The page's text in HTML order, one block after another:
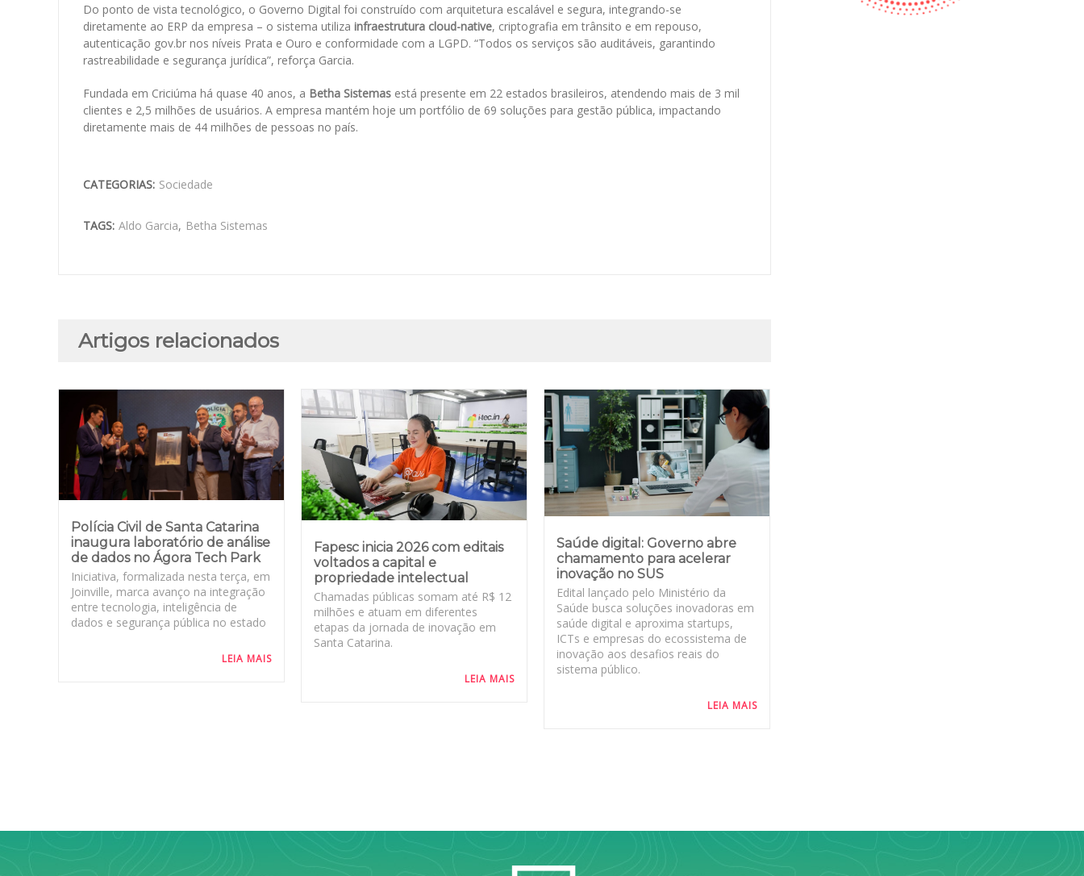
Do ponto de vista tecnológico, o Governo Digital foi construído com arquitetura escalável e segura, integrando-se
diretamente ao ERP da empresa – o sistema utiliza infraestrutura cloud-native, criptografia em trânsito e em repouso,
autenticação gov.br nos níveis Prata e Ouro e conformidade com a LGPD. “Todos os serviços são auditáveis, garantindo
rastreabilidade e segurança jurídica”, reforça Garcia.
Fundada em Criciúma há quase 40 anos, a Betha Sistemas está presente em 22 estados brasileiros, atendendo mais de 3 mil
clientes e 2,5 milhões de usuários. A empresa mantém hoje um portfólio de 69 soluções para gestão pública, impactando
diretamente mais de 44 milhões de pessoas no país.
CATEGORIAS: Sociedade
TAGS: Aldo Garcia, Betha Sistemas
Artigos relacionados
Polícia Civil de Santa Catarina
inaugura laboratório de análise
de dados no Ágora Tech Park
Iniciativa, formalizada nesta terça, em
Joinville, marca avanço na integração
entre tecnologia, inteligência de
dados e segurança pública no estado
LEIA MAIS
Fapesc inicia 2026 com editais
voltados a capital e
propriedade intelectual
Chamadas públicas somam até R$ 12
milhões e atuam em diferentes
etapas da jornada de inovação em
Santa Catarina.
LEIA MAIS
Saúde digital: Governo abre
chamamento para acelerar
inovação no SUS
Edital lançado pelo Ministério da
Saúde busca soluções inovadoras em
saúde digital e aproxima startups,
ICTs e empresas do ecossistema de
inovação aos desafios reais do
sistema público.
LEIA MAIS